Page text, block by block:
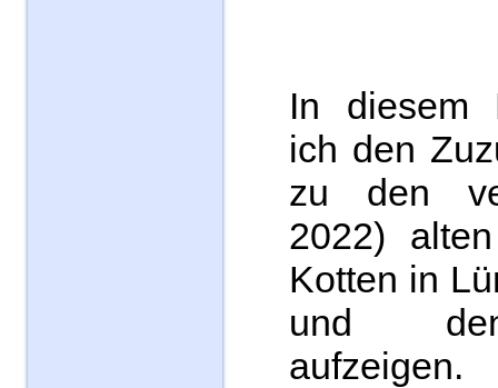
In diesem
ich den
zu den
2022)
Kotten in
und
aufzeigen.